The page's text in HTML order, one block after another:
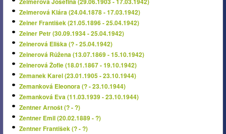
Zeimerová Klára (24.04.1878 - 17.03.1942)
Zeiner František (21.05.1896 - 25.04.1942)
Zeiner Petr (30.09.1934 - 25.04.1942)
Zeinerová Eliška (? - 25.04.1942)
Zeinerová Růžena (13.07.1869 - 15.10.1942)
Zeinerová Žofie (18.01.1867 - 19.10.1942)
Zemanek Karel (23.01.1905 - 23.10.1944)
Zemanková Eleonora (? - 23.10.1944)
Zemanková Eva (11.03.1939 - 23.10.1944)
Zentner Arnošt (? - ?)
Zentner Emil (20.02.1889 - ?)
Zentner František (? - ?)